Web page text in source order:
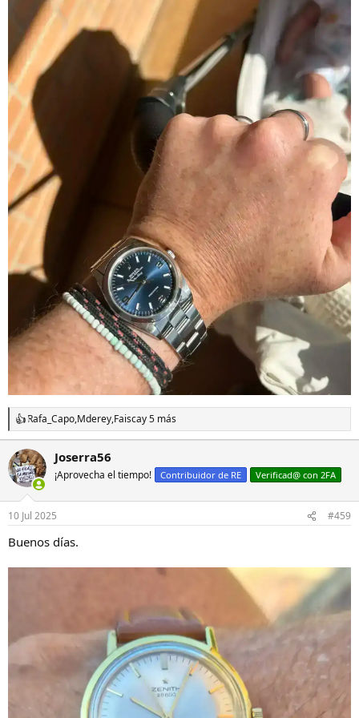
R
e
a
c
c
i
o
n
e
s
Rafa_Capo,Mderey,Faiscay 5 más
Joserra56
¡Aprovecha el tiempo! Contribuidor de RE Verificad@ con 2FA
10 Jul 2025 #459
Buenos días.